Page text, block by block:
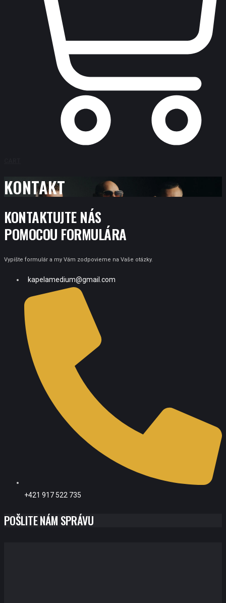
KONTAKT
KONTAKTUJTE NÁS
POMOCOU FORMULÁRA
Vypíšte formulár a my Vám zodpovieme na Vaše otázky.
kapelamedium@gmail.com
+421 917 522 735
POŠLITE NÁM SPRÁVU